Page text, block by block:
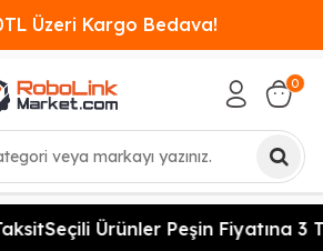
Üzeri Kargo Bedava!
0
Seçili Ürünler Peşin Fiyatına 3